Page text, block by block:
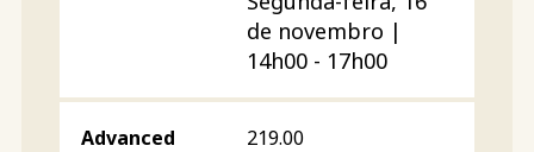
de novembro |
14h00 - 17h00
219.00